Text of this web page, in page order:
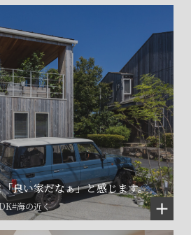
良い家だなぁ」と感じます。
#海の近く
©SET inc.